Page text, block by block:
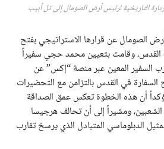
التاريخية لرئيس أرض الصومال إلى تل أبيب
الصومال عن قرارها الاستراتيجي بفتح
القدس، وقامت بتعيين محمد حجي سفيراً
السفير المعين عبر منصة “إكس” عن
السفارة في القدس بالتزامن مع التحضيرات
أن هذه الخطوة تعكس عمق الصداقة
ومشيراً إلى أن تحالف هرجيسا
الدبلوماسي المتبادل الذي يرسخ تقارب